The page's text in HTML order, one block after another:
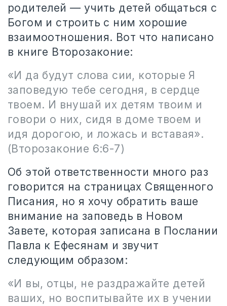
родителей — учить детей общаться с
Богом и строить с ним хорошие
взаимоотношения. Вот что написано
в книге Второзаконие:
«И да будут слова сии, которые Я
заповедую тебе сегодня, в сердце
твоем. И внушай их детям твоим и
говори о них, сидя в доме твоем и
идя дорогою, и ложась и вставая».
(Второзаконие 6:6-7)
Об этой ответственности много раз
говорится на страницах Священного
Писания, но я хочу обратить ваше
внимание на заповедь в Новом
Завете, которая записана в Послании
Павла к Ефесянам и звучит
следующим образом:
«И вы, отцы, не раздражайте детей
ваших, но воспитывайте их в учении